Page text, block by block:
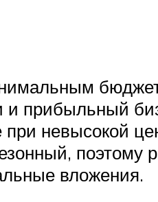
прибыльный
невысокой
поэтому
вложения.